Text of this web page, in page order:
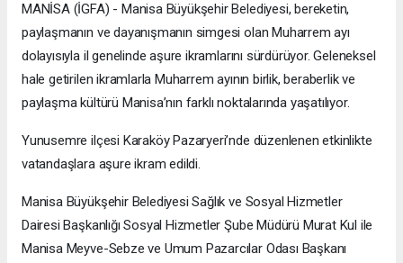
MANİSA (İGFA) - Manisa Büyükşehir Belediyesi, bereketin,
paylaşmanın ve dayanışmanın simgesi olan Muharrem ayı
dolayısıyla il genelinde aşure ikramlarını sürdürüyor. Geleneksel
hale getirilen ikramlarla Muharrem ayının birlik, beraberlik ve
paylaşma kültürü Manisa’nın farklı noktalarında yaşatılıyor.
Yunusemre ilçesi Karaköy Pazaryeri’nde düzenlenen etkinlikte
vatandaşlara aşure ikram edildi.
Manisa Büyükşehir Belediyesi Sağlık ve Sosyal Hizmetler
Dairesi Başkanlığı Sosyal Hizmetler Şube Müdürü Murat Kul ile
Manisa Meyve-Sebze ve Umum Pazarcılar Odası Başkanı